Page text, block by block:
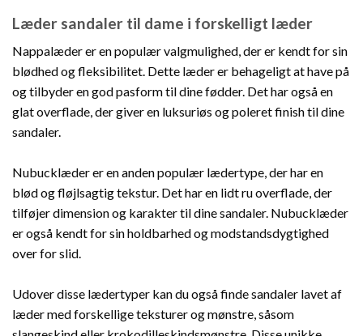
Læder sandaler til dame i forskelligt læder
Nappalæder er en populær valgmulighed, der er kendt for sin
blødhed og fleksibilitet. Dette læder er behageligt at have på
og tilbyder en god pasform til dine fødder. Det har også en
glat overflade, der giver en luksuriøs og poleret finish til dine
sandaler.
Nubucklæder er en anden populær lædertype, der har en
blød og fløjlsagtig tekstur. Det har en lidt ru overflade, der
tilføjer dimension og karakter til dine sandaler. Nubucklæder
er også kendt for sin holdbarhed og modstandsdygtighed
over for slid.
Udover disse lædertyper kan du også finde sandaler lavet af
læder med forskellige teksturer og mønstre, såsom